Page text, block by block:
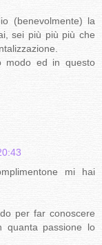
(benevolmente) la
sei più più più che
modo ed in questo
mi hai
per far conoscere
quanta passione lo